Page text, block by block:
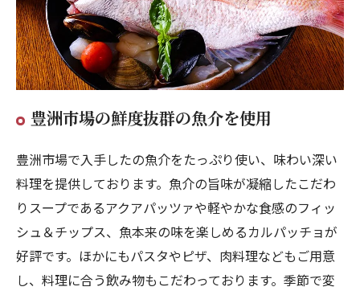
豊洲市場の鮮度抜群の魚介を使用
豊洲市場で入手したの魚介をたっぷり使い、味わい深い
料理を提供しております。魚介の旨味が凝縮したこだわ
りスープであるアクアパッツァや軽やかな食感のフィッ
シュ＆チップス、魚本来の味を楽しめるカルパッチョが
好評です。ほかにもパスタやピザ、肉料理などもご用意
し、料理に合う飲み物もこだわっております。季節で変